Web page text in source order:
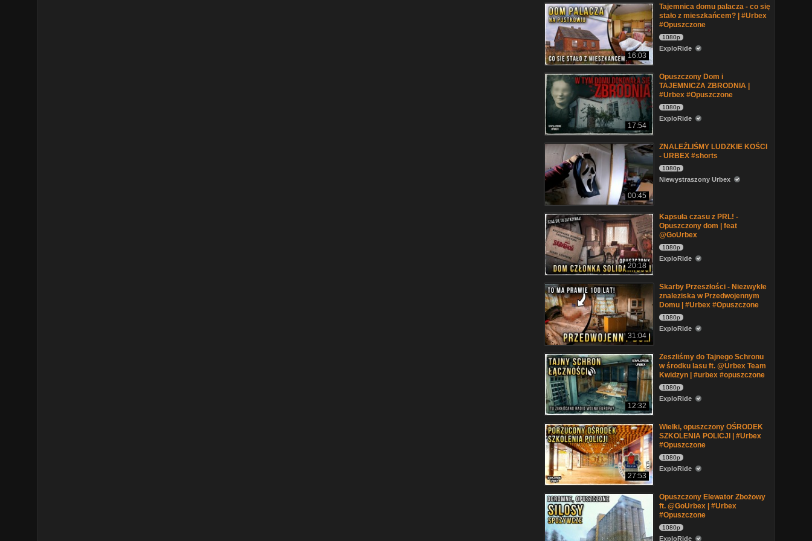
16:03
Tajemnica domu palacza - co się
stało z mieszkańcem? | #Urbex
#Opuszczone
1080p
ExploRide
17:54
Opuszczony Dom i
TAJEMNICZA ZBRODNIA |
#Urbex #Opuszczone
1080p
ExploRide
00:45
ZNALEŹLIŚMY LUDZKIE KOŚCI
- URBEX #shorts
1080p
Niewystraszony Urbex
20:18
Kapsuła czasu z PRL! -
Opuszczony dom | feat
@GoUrbex
1080p
ExploRide
31:04
Skarby Przeszłości - Niezwykłe
znaleziska w Przedwojennym
Domu | #Urbex #Opuszczone
1080p
ExploRide
12:32
Zeszliśmy do Tajnego Schronu
w środku lasu ft. @Urbex Team
Kwidzyn | #urbex #opuszczone
1080p
ExploRide
27:53
Wielki, opuszczony OŚRODEK
SZKOLENIA POLICJI | #Urbex
#Opuszczone
1080p
ExploRide
Opuszczony Elewator Zbożowy
ft. @GoUrbex | #Urbex
#Opuszczone
1080p
ExploRide